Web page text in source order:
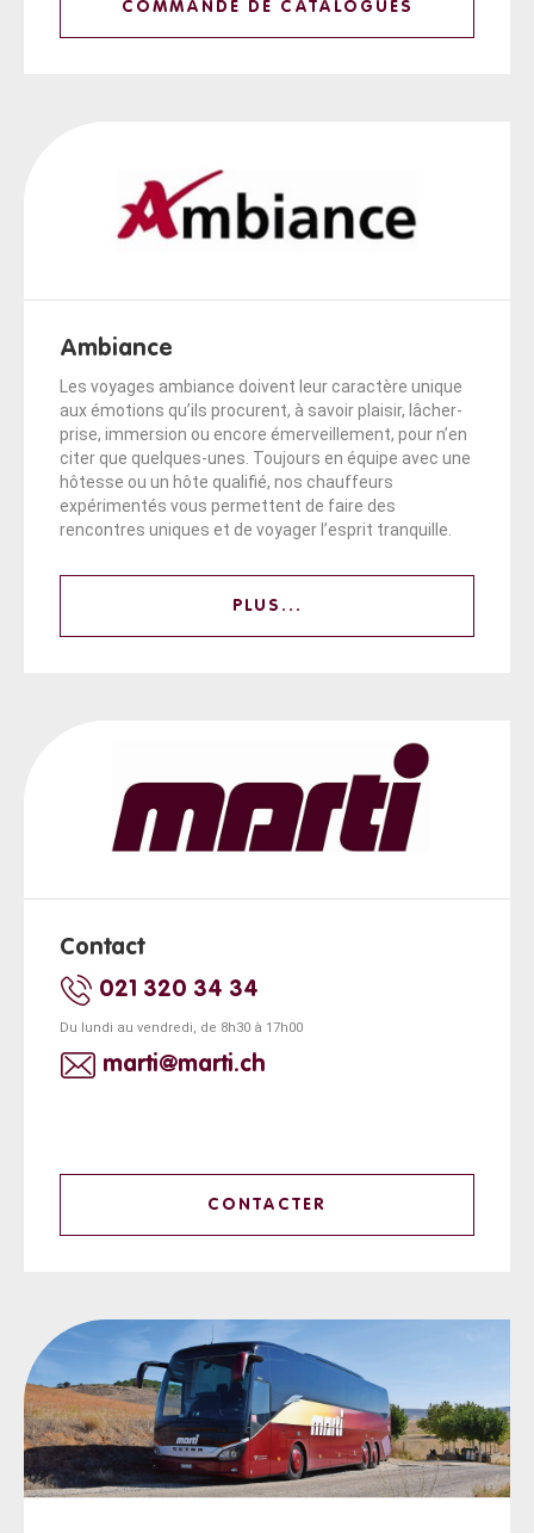
COMMANDE DE CATALOGUES
Ambiance
Les voyages ambiance doivent leur caractère unique
aux émotions qu’ils procurent, à savoir plaisir, lâcher-
prise, immersion ou encore émerveillement, pour n’en
citer que quelques-unes. Toujours en équipe avec une
hôtesse ou un hôte qualifié, nos chauffeurs
expérimentés vous permettent de faire des
rencontres uniques et de voyager l’esprit tranquille.
PLUS...
Contact
021 320 34 34
Du lundi au vendredi, de 8h30 à 17h00
marti@marti.ch
CONTACTER